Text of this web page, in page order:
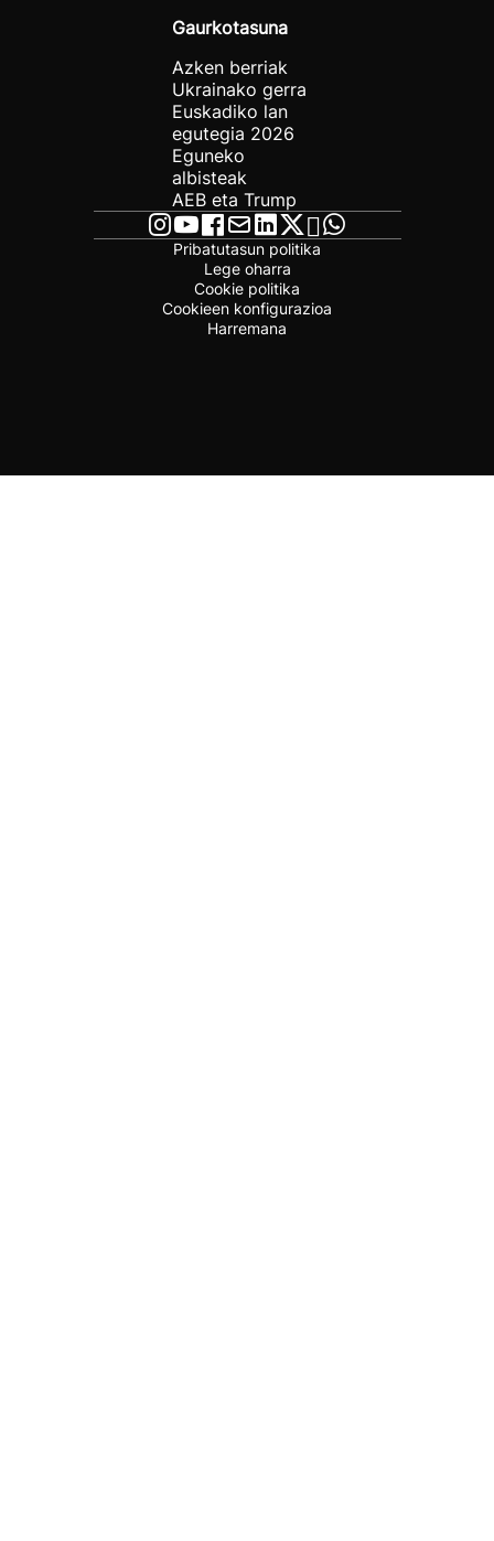
Gaurkotasuna
Azken berriak
Ukrainako gerra
Euskadiko lan
egutegia 2026
Eguneko
albisteak
AEB eta Trump
Pribatutasun politika
Lege oharra
Cookie politika
Cookieen konfigurazioa
Harremana